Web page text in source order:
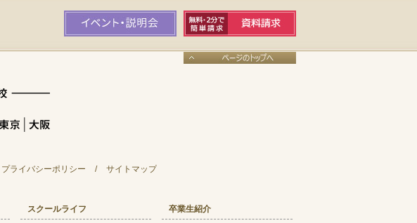
プライバシーポリシー / サイトマップ
スクールライフ 卒業生紹介